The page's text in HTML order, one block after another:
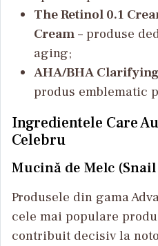
The Retinol 0.1
Cream – produse
aging;
AHA/BHA
produs emblematic
Ingredientele Care
Celebru
Mucină de Melc
Produsele din gama
cele mai populare
contribuit decisiv la